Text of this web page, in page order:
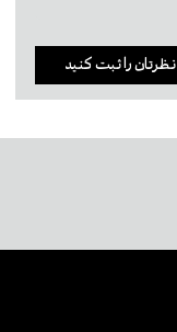
نظرتان را ثبت کنید